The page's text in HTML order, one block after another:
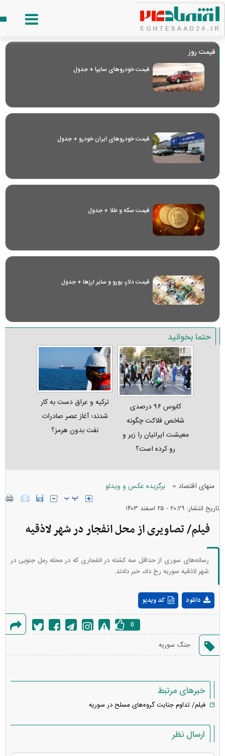
قیمت روز
قیمت خودرو‌های سایپا + جدول
قیمت خودرو‌های ایران خودرو + جدول
قیمت سکه و طلا + جدول
قیمت دلار، یورو و سایر ارز‌ها + جدول
حتما بخوانید
کابوس ۹۶ درصدی
شاخص فلاکت چگونه
معیشت ایرانیان را زیر و
رو کرده است؟
ترکیه و عراق دست به کار
شدند؛ آغاز عصر صادرات
نفت بدون هرمز؟
منهای اقتصاد » برگزیده عکس و ویدئو
تاریخ انتشار: ۲۰:۲۹ - ۲۵ اسفند ۱۴۰۳
فیلم/ تصاویری از محل انفجار در شهر لاذقیه
رسانه‌های سوری از حداقل سه کشته در انفجاری که در محله رمل جنوبی در
شهر لاذقیه سوریه رخ داد، خبر دادند.
Play
Video
کد ویدیو دانلود
خطا
0
جنگ سوریه
خبرهای مرتبط
فیلم/ تداوم جنایت گروه‌های مسلح در سوریه
ارسال نظر